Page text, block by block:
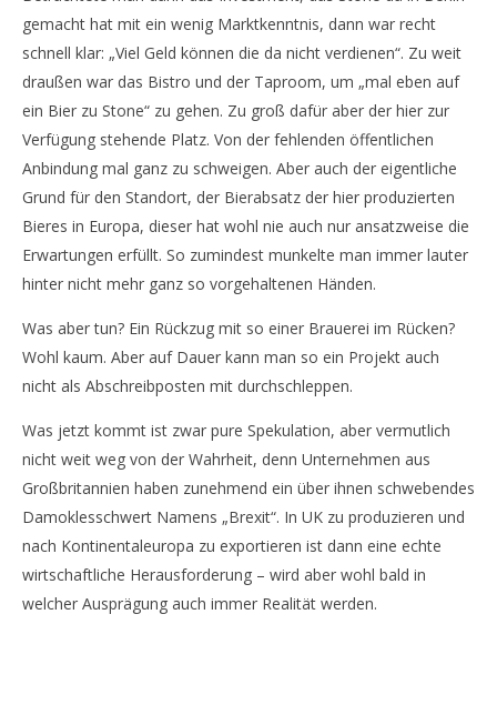
gemacht hat mit ein wenig Marktkenntnis, dann war recht
schnell klar: „Viel Geld können die da nicht verdienen“. Zu weit
draußen war das Bistro und der Taproom, um „mal eben auf
ein Bier zu Stone“ zu gehen. Zu groß dafür aber der hier zur
Verfügung stehende Platz. Von der fehlenden öffentlichen
Anbindung mal ganz zu schweigen. Aber auch der eigentliche
Grund für den Standort, der Bierabsatz der hier produzierten
Bieres in Europa, dieser hat wohl nie auch nur ansatzweise die
Erwartungen erfüllt. So zumindest munkelte man immer lauter
hinter nicht mehr ganz so vorgehaltenen Händen.
Was aber tun? Ein Rückzug mit so einer Brauerei im Rücken?
Wohl kaum. Aber auf Dauer kann man so ein Projekt auch
nicht als Abschreibposten mit durchschleppen.
Was jetzt kommt ist zwar pure Spekulation, aber vermutlich
nicht weit weg von der Wahrheit, denn Unternehmen aus
Großbritannien haben zunehmend ein über ihnen schwebendes
Damoklesschwert Namens „Brexit“. In UK zu produzieren und
nach Kontinentaleuropa zu exportieren ist dann eine echte
wirtschaftliche Herausforderung – wird aber wohl bald in
welcher Ausprägung auch immer Realität werden.